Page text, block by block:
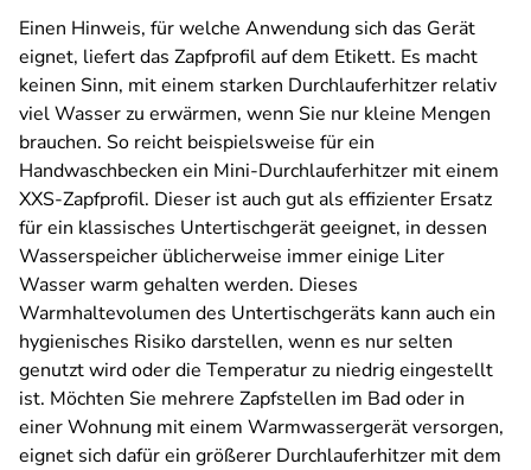
Einen Hinweis, für welche Anwendung sich das Gerät
eignet, liefert das Zapfprofil auf dem Etikett. Es macht
keinen Sinn, mit einem starken Durchlauferhitzer relativ
viel Wasser zu erwärmen, wenn Sie nur kleine Mengen
brauchen. So reicht beispielsweise für ein
Handwaschbecken ein Mini-Durchlauferhitzer mit einem
XXS-Zapfprofil. Dieser ist auch gut als effizienter Ersatz
für ein klassisches Untertischgerät geeignet, in dessen
Wasserspeicher üblicherweise immer einige Liter
Wasser warm gehalten werden. Dieses
Warmhaltevolumen des Untertischgeräts kann auch ein
hygienisches Risiko darstellen, wenn es nur selten
genutzt wird oder die Temperatur zu niedrig eingestellt
ist. Möchten Sie mehrere Zapfstellen im Bad oder in
einer Wohnung mit einem Warmwassergerät versorgen,
eignet sich dafür ein größerer Durchlauferhitzer mit dem